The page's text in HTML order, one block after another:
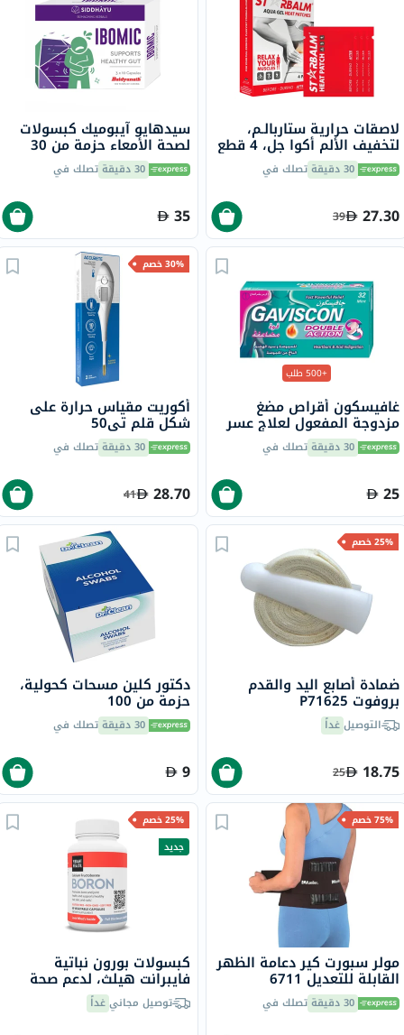
لاصقات حرارية ستاربالـم،
لتخفيف الألم أكوا جل، 4 قطع
30 دقيقة تصلك في
27.30
39
سيدهايو آيبوميك كبسولات
لصحة الأمعاء حزمة من 30
30 دقيقة تصلك في
35
+500 طلب
غافيسكون أقراص مضغ
مزدوجة المفعول لعلاج عسر
الهضم وحرقة المعدة بنكهة
النعناع من 32
30 دقيقة تصلك في
25
30% خصم
أكوريت مقياس حرارة على
شكل قلم تي50
30 دقيقة تصلك في
28.70
41
25% خصم
ضمادة أصابع اليد والقدم
بروفوت P71625
التوصيلغداً
18.75
25
دكتور كلين مسحات كحولية،
حزمة من 100
30 دقيقة تصلك في
9
75% خصم
مولر سبورت كير دعامة الظهر
القابلة للتعديل 6711
30 دقيقة تصلك في
25% خصم
جديد
كبسولات بورون نباتية
فايبرانت هيلث، لدعم صحة
العظام والمفاصل - 60
كبسولة
توصيل مجانيغداً